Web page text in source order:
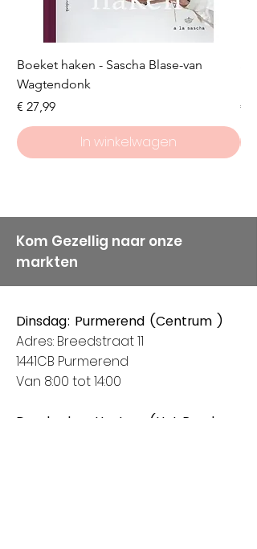
Boeket haken - Sascha Blase-van
Wagtendonk
Prijs
€ 27,99
In winkelwagen
Prijs
€
Kom Gezellig naar onze
markten
Dinsdag: Purmerend (Centrum )
Adres: Breedstraat 11
1441CB Purmerend
Van 8:00 tot 14:00
Donderdag: Houten (Het Rond